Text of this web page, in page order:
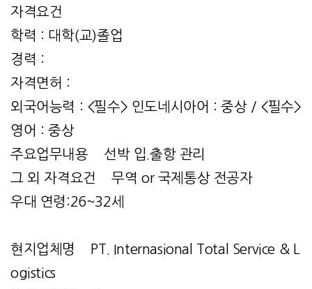
자격요건
학력 : 대학(교)졸업
경력 :
자격면허 :
외국어능력 : <필수> 인도네시아어 : 중상 / <필수>
영어 : 중상
주요업무내용 선박 입.출항 관리
그 외 자격요건 무역 or 국제통상 전공자
우대 연령:26~32세
현지업체명 PT. Internasional Total Service & L
ogistics